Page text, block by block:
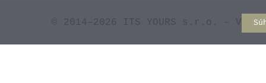
© 2014–2026 ITS YOURS s.r.o. –